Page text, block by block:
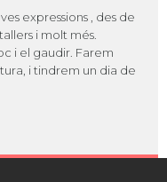
expressions , des de
i molt més.
i el gaudir. Farem
i tindrem un dia de